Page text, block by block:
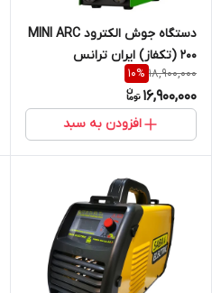
دستگاه جوش الکترود MINI ARC
200 (تکفاز) ایران ترانس
18,900,000
10%
16,900,000
افزودن به سبد